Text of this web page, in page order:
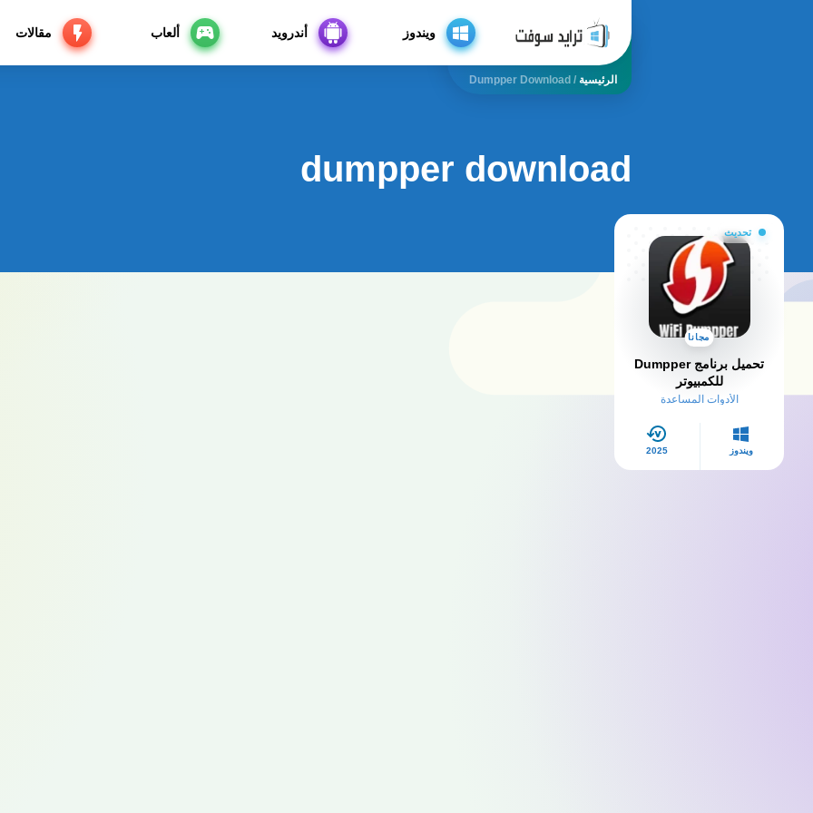
ويندوز أندرويد ألعاب مقالات
الرئيسية /
Dumpper Download
dumpper download
تحديث
مجانا
تحميل برنامج Dumpper
للكمبيوتر​
الأدوات المساعدة
ويندوز 2025